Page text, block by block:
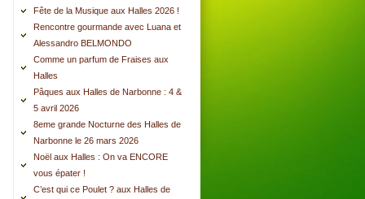
Fête de la Musique aux Halles 2026 !
Rencontre gourmande avec Luana et
Alessandro BELMONDO
Comme un parfum de Fraises aux
Halles
Pâques aux Halles de Narbonne : 4 &
5 avril 2026
8eme grande Nocturne des Halles de
Narbonne le 26 mars 2026
Noël aux Halles : On va ENCORE
vous épater !
C’est qui ce Poulet ? aux Halles de